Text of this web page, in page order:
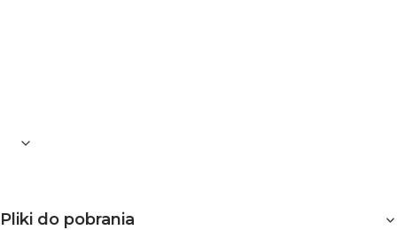
Pliki do pobrania